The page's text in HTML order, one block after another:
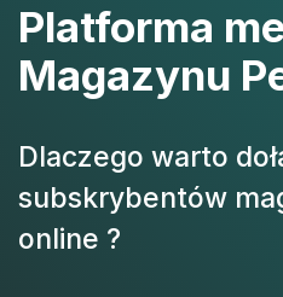
Platforma
Magazynu
Dlaczego warto
subskrybentów
online ?